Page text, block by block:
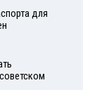
для